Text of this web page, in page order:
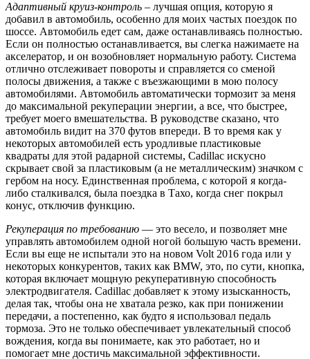
Адаптивный круиз-контроль – лучшая опция, которую я
добавил в автомобиль, особенно для моих частых поездок по
шоссе. Автомобиль едет сам, даже останавливаясь полностью.
Если он полностью останавливается, вы слегка нажимаете на
акселератор, и он возобновляет нормальную работу. Система
отлично отслеживает повороты и справляется со сменой
полосы движения, а также с въезжающими в мою полосу
автомобилями. Автомобиль автоматически тормозит за меня
до максимальной рекуперации энергии, а все, что быстрее,
требует моего вмешательства. В руководстве сказано, что
автомобиль видит на 370 футов впереди. В то время как у
некоторых автомобилей есть уродливые пластиковые
квадраты для этой радарной системы, Cadillac искусно
скрывает свой за пластиковым (а не металлическим) значком с
гербом на носу. Единственная проблема, с которой я когда-
либо сталкивался, была поездка в Тахо, когда снег покрыл
конус, отключив функцию.
Рекуперация по требованию — это весело, и позволяет мне
управлять автомобилем одной ногой большую часть времени.
Если вы еще не испытали это на новом Volt 2016 года или у
некоторых конкурентов, таких как BMW, это, по сути, кнопка,
которая включает мощную рекуперативную способность
электродвигателя. Cadillac добавляет к этому изысканность,
делая так, чтобы она не хватала резко, как при понижении
передачи, а постепенно, как будто я использовал педаль
тормоза. Это не только обеспечивает увлекательный способ
вождения, когда вы понимаете, как это работает, но и
помогает мне достичь максимальной эффективности.